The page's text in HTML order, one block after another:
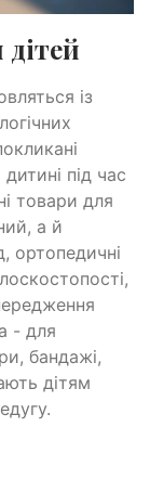
із
під час
товари для
а й
ортопедичні
- для
бандажі,
дітям